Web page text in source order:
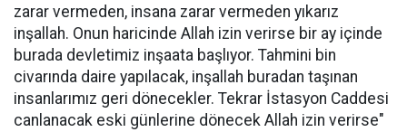
zarar vermeden, insana zarar vermeden yıkarız
inşallah. Onun haricinde Allah izin verirse bir ay içinde
burada devletimiz inşaata başlıyor. Tahmini bin
civarında daire yapılacak, inşallah buradan taşınan
insanlarımız geri dönecekler. Tekrar İstasyon Caddesi
canlanacak eski günlerine dönecek Allah izin verirse"